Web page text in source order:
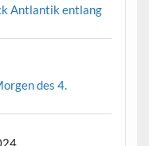
Antlantik entlang
des 4.